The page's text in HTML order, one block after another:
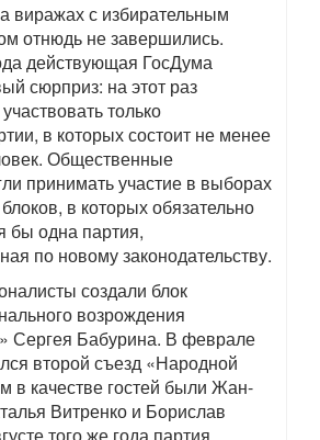
виражах с избирательным
отнюдь не завершились.
действующая ГосДума
сюрприз: на этот раз
только
в которых состоит не менее
Общественные
принимать участие в выборах
в которых обязательно
бы одна партия,
по новому законодательству.
создали блок
возрождения
Сергея Бабурина. В феврале
второй съезд «Народной
в качестве гостей были Жан-
Витренко и Борислав